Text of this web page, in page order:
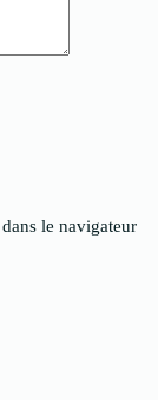
le navigateur